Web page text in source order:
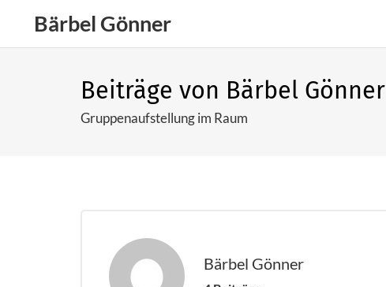
Bärbel Gönner
Beiträge von Bärbel Gönner
Gruppenaufstellung im Raum
Bärbel Gönner